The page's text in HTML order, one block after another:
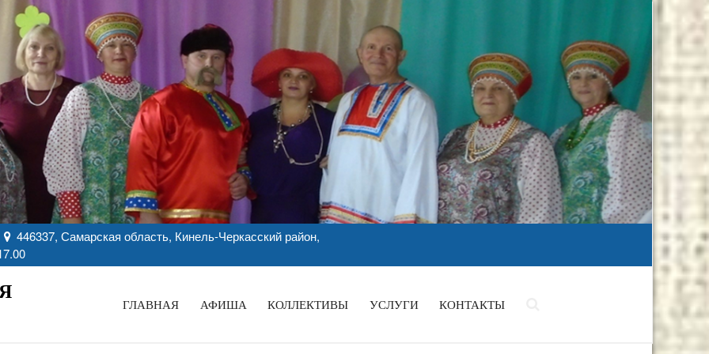
446337, Самарская область, Кинель-Черкасский район,
ГЛАВНАЯ АФИША КОЛЛЕКТИВЫ УСЛУГИ КОНТАКТЫ